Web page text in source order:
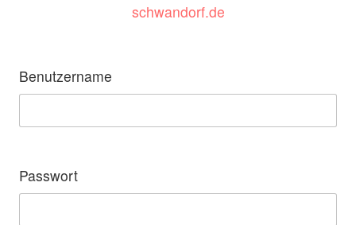
schwandorf.de
Benutzername
Passwort